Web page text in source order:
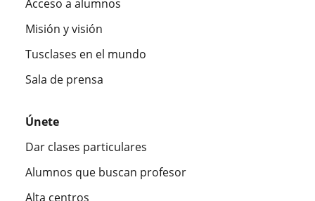
Acceso a alumnos
Misión y visión
Tusclases en el mundo
Sala de prensa
Únete
Dar clases particulares
Alumnos que buscan profesor
Alta centros